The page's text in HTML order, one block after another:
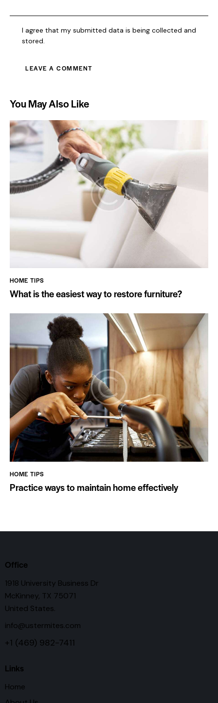
I agree that my submitted data is being collected and
stored.
You May Also Like
HOME TIPS
What is the easiest way to restore furniture?
HOME TIPS
Practice ways to maintain home effectively
Office
1918 University Business Dr
McKinney, TX 75071
United States.
info@ustermites.com
+1 (469) 982-7411
Links
Home